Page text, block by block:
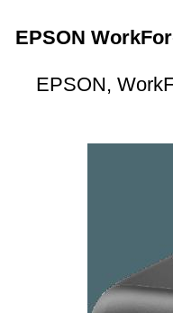
EPSON
EPSON,